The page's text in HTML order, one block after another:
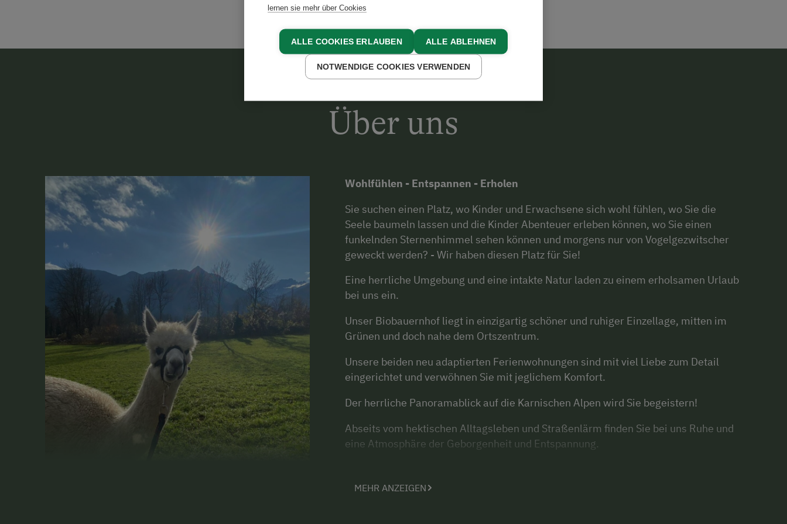
Über uns
Wohlfühlen - Entspannen - Erholen
Sie suchen einen Platz, wo Kinder und Erwachsene sich wohl fühlen, wo Sie die
Seele baumeln lassen und die Kinder Abenteuer erleben können, wo Sie einen
funkelnden Sternenhimmel sehen können und morgens nur von Vogelgezwitscher
geweckt werden? - Wir haben diesen Platz für Sie!
Eine herrliche Umgebung und eine intakte Natur laden zu einem erholsamen Urlaub
bei uns ein.
Unser Biobauernhof liegt in einzigartig schöner und ruhiger Einzellage, mitten im
Grünen und doch nahe dem Ortszentrum.
Unsere beiden neu adaptierten Ferienwohnungen sind mit viel Liebe zum Detail
eingerichtet und verwöhnen Sie mit jeglichem Komfort.
Der herrliche Panoramablick auf die Karnischen Alpen wird Sie begeistern!
Abseits vom hektischen Alltagsleben und Straßenlärm finden Sie bei uns Ruhe und
eine Atmosphäre der Geborgenheit und Entspannung.
Familien mit Kindern wie auch für Erholungssuchende jeden Alters.
MEHR ANZEIGEN
lernen sie mehr über Cookies
ALLE COOKIES ERLAUBEN ALLE ABLEHNEN
NOTWENDIGE COOKIES VERWENDEN